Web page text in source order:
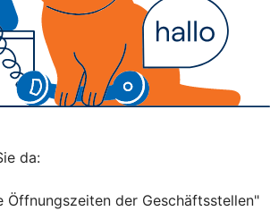
da:
Öffnungszeiten der Geschäftsstellen"